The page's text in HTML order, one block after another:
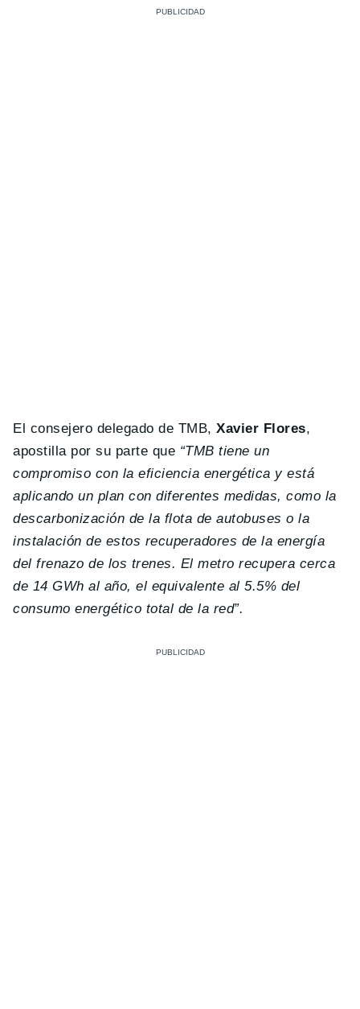
El consejero delegado de TMB,Xavier Flores,
apostilla por su parte que “TMB tiene un
compromiso con la eficiencia energética y está
aplicando un plan con diferentes medidas, como la
descarbonización de la flota de autobuses o la
instalación de estos recuperadores de la energía
del frenazo de los trenes. El metro recupera cerca
de 14 GWh al año, el equivalente al 5.5% del
consumo energético total de la red”.